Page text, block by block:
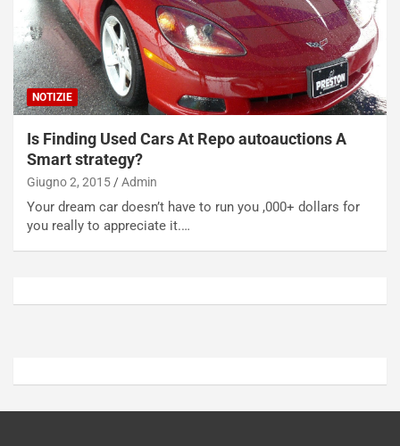
NOTIZIE
Is Finding Used Cars At Repo autoauctions A
Smart strategy?
Giugno 2, 2015 Admin
Your dream car doesn’t have to run you ,000+ dollars for
you really to appreciate it.…
o
n
P
l
u
g
n
R
E
V
Agosto
Admin
t
u
r
n
a
S
e
p
a
g
Agosto
Admin